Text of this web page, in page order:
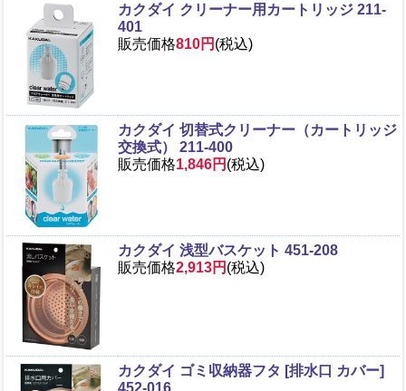
カクダイ クリーナー用カートリッジ 211-
401
販売価格810円 (税込)
カクダイ 切替式クリーナー（カートリッジ
交換式） 211-400
販売価格1,846円 (税込)
カクダイ 浅型バスケット 451-208
販売価格2,913円 (税込)
カクダイ ゴミ収納器フタ [排水口 カバー]
452-016